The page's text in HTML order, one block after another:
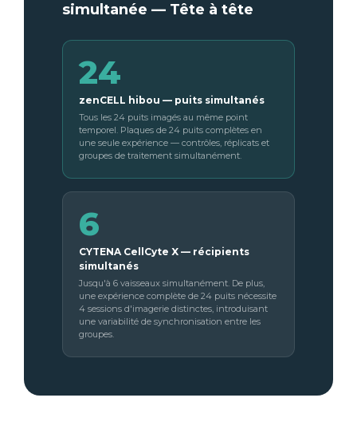
simultanée — Tête à tête
24
zenCELL hibou — puits simultanés
Tous les 24 puits imagés au même point
temporel. Plaques de 24 puits complètes en
une seule expérience — contrôles, réplicats et
groupes de traitement simultanément.
6
CYTENA CellCyte X — récipients
simultanés
Jusqu'à 6 vaisseaux simultanément. De plus,
une expérience complète de 24 puits nécessite
4 sessions d'imagerie distinctes, introduisant
une variabilité de synchronisation entre les
groupes.